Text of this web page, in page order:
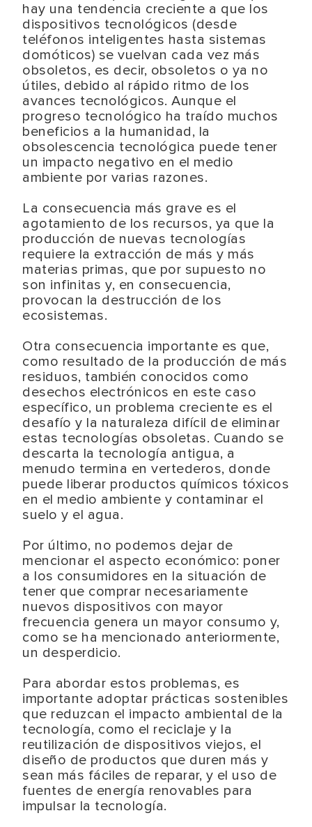
hay una tendencia creciente a que los
dispositivos tecnológicos (desde
teléfonos inteligentes hasta sistemas
domóticos) se vuelvan cada vez más
obsoletos, es decir, obsoletos o ya no
útiles, debido al rápido ritmo de los
avances tecnológicos. Aunque el
progreso tecnológico ha traído muchos
beneficios a la humanidad, la
obsolescencia tecnológica puede tener
un impacto negativo en el medio
ambiente por varias razones.
La consecuencia más grave es el
agotamiento de los recursos, ya que la
producción de nuevas tecnologías
requiere la extracción de más y más
materias primas, que por supuesto no
son infinitas y, en consecuencia,
provocan la destrucción de los
ecosistemas.
Otra consecuencia importante es que,
como resultado de la producción de más
residuos, también conocidos como
desechos electrónicos en este caso
específico, un problema creciente es el
desafío y la naturaleza difícil de eliminar
estas tecnologías obsoletas. Cuando se
descarta la tecnología antigua, a
menudo termina en vertederos, donde
puede liberar productos químicos tóxicos
en el medio ambiente y contaminar el
suelo y el agua.
Por último, no podemos dejar de
mencionar el aspecto económico: poner
a los consumidores en la situación de
tener que comprar necesariamente
nuevos dispositivos con mayor
frecuencia genera un mayor consumo y,
como se ha mencionado anteriormente,
un desperdicio.
Para abordar estos problemas, es
importante adoptar prácticas sostenibles
que reduzcan el impacto ambiental de la
tecnología, como el reciclaje y la
reutilización de dispositivos viejos, el
diseño de productos que duren más y
sean más fáciles de reparar, y el uso de
fuentes de energía renovables para
impulsar la tecnología.